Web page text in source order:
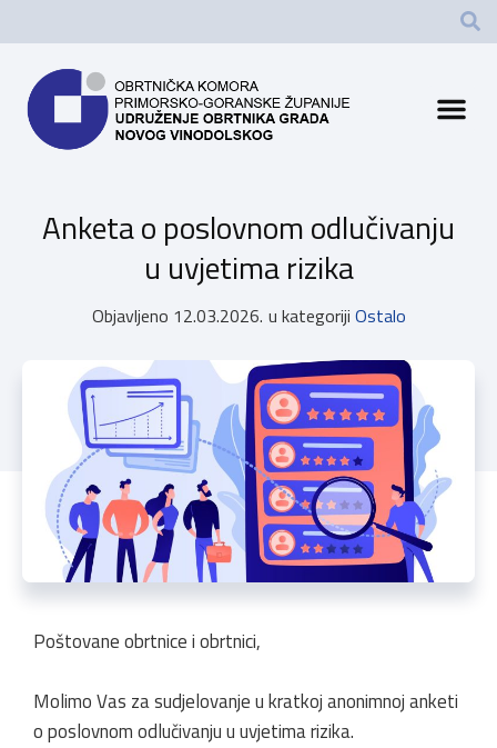
Anketa o poslovnom odlučivanju
u uvjetima rizika
Objavljeno 12.03.2026. u kategoriji Ostalo
Poštovane obrtnice i obrtnici,
Molimo Vas za sudjelovanje u kratkoj anonimnoj anketi
o poslovnom odlučivanju u uvjetima rizika.